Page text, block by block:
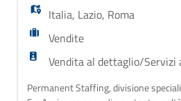
Italia, Lazio, Roma
Vendite
Vendita al dettaglio/Servizi
Permanent Staffing, divisione